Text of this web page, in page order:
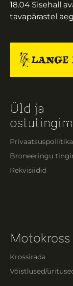
18.04 Sisehall
tavapärastel
Üld ja
Privaatsuspoliitika
Broneeringu
Rekvisiidid
Motokross
Krossirada
Võistlused/